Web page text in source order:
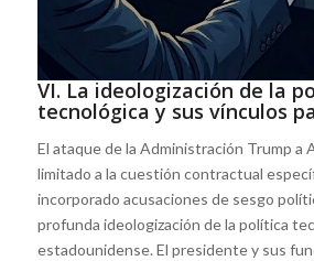
VI. La ideologización de la
tecnológica y sus vínculos
El ataque de la Administración Trump a
limitado a la cuestión contractual
incorporado acusaciones de sesgo
profunda ideologización de la política
estadounidense. El presidente y sus